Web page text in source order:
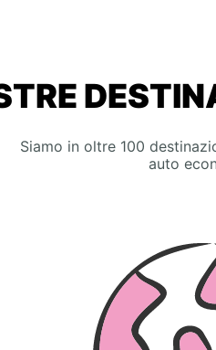
Siamo in oltre 100
auto